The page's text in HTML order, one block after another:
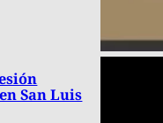
San Luis